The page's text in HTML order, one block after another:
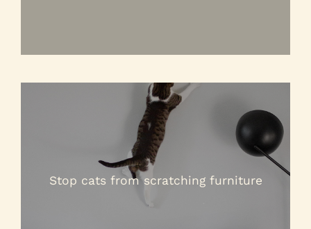
Stop cats from scratching furniture